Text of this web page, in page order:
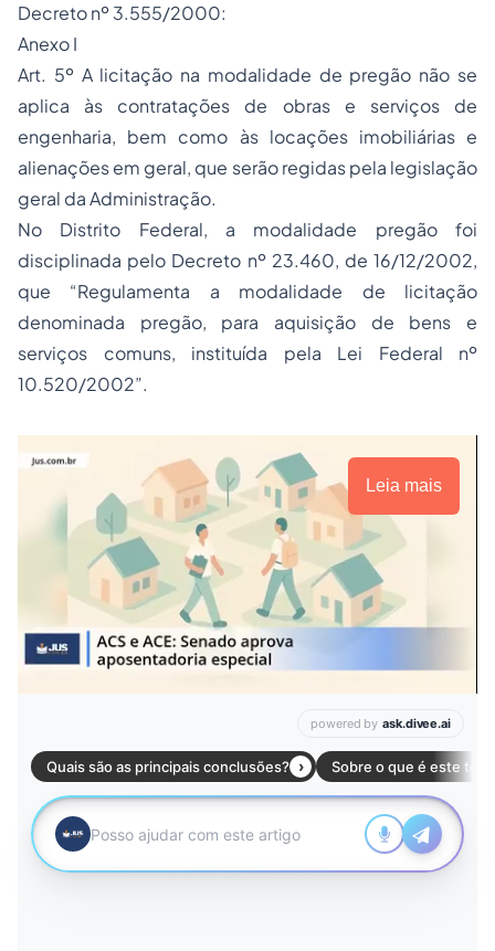
Decreto nº 3.555/2000:
Anexo I
Art. 5º A licitação na modalidade de pregão não se
aplica às contratações de obras e serviços de
engenharia, bem como às locações imobiliárias e
alienações em geral, que serão regidas pela legislação
geral da Administração.
No Distrito Federal, a modalidade pregão foi
disciplinada pelo Decreto nº 23.460, de 16/12/2002,
que “Regulamenta a modalidade de licitação
denominada pregão, para aquisição de bens e
serviços comuns, instituída pela Lei Federal nº
10.520/2002”.
Leia mais